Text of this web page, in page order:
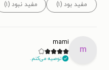
مفید بود (۱) مفید نبود (۱)
m
mami
توصیه می‌کنم.